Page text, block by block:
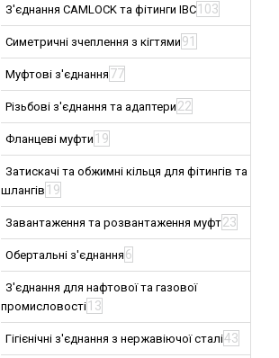
З'єднання CAMLOCK та фітинги IBC 103
Симетричні зчеплення з кігтями 91
Муфтові з'єднання 77
Різьбові з'єднання та адаптери 22
Фланцеві муфти 19
Затискачі та обжимні кільця для фітингів та
шлангів 19
Завантаження та розвантаження муфт23
Обертальні з'єднання 6
З'єднання для нафтової та газової
промисловості 13
Гігієнічні з'єднання з нержавіючої сталі43